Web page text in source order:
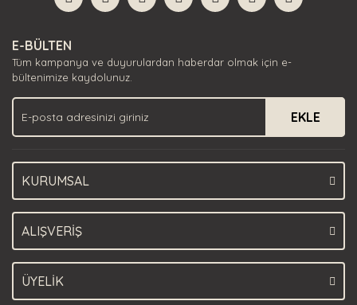
Yorum Yaz
Ürün açıklamasında eksik bilgiler bulunuyor.
Ürün bilgilerinde hatalar bulunuyor.
Ürün fiyatı diğer sitelerden daha pahalı.
Bu ürüne benzer farklı alternatifler olmalı.
E-BÜLTEN
Tüm kampanya ve duyurulardan haberdar olmak için e-
bültenimize kaydolunuz.
EKLE
KURUMSAL
ALIŞVERİŞ
ÜYELİK